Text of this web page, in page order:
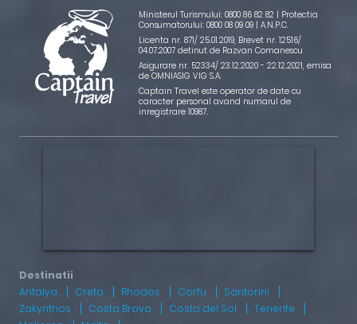
Ministerul Turismului: 0800 86 82 82 | Protectia
Consumatorului: 0800 08 09 09 | A.N.P.C.
Licenta nr. 871/ 25.01.2019, Brevet nr. 12516/
04.07.2007 detinut de Razvan Comanescu
Asigurare nr. 52334/ 23.12.2020 - 22.12.2021, emisa
de OMNIASIG VIG S.A.
Captain Travel este operator de date cu
caracter personal avand numarul de
inregistrare 10987.
Antalya Creta Rhodos Corfu
Santorini
Zakynthos
Costa Brava Costa del Sol
Tenerife